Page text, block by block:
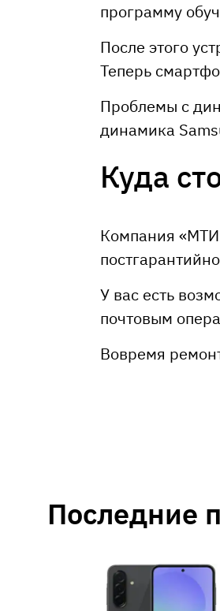
программу
После этого
Теперь
Проблемы с
динамика
Куда
Компания
У вас есть
почтовым
Вовремя
Последние